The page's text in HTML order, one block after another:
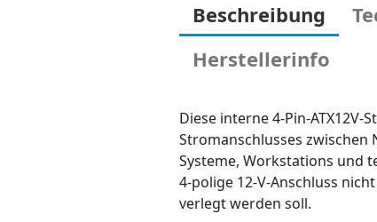
Beschreibung
Herstellerinfo
Diese interne 4-Pin-
Stromanschlusses zwischen
Systeme, Workstations und
4-polige 12-V-Anschluss
verlegt werden soll.